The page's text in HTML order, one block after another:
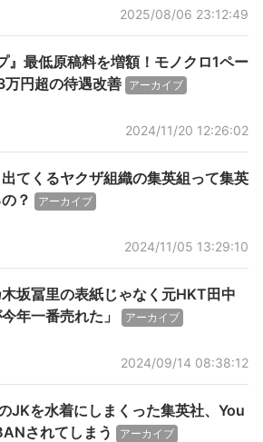
2025/08/06 23:12:49
』最低原稿料を増額！モノクロ1ペー
円超の待遇改善 アーカイブ
2024/11/20 12:26:02
てくるヤクザ組織の集英組って集英
？
アーカイブ
2024/11/05 13:29:10
坂冨里の表紙じゃなく元HKT田中
年一番売れた」
アーカイブ
2024/09/14 08:38:12
JKを水着にしまくった集英社、You
されてしまう
アーカイブ